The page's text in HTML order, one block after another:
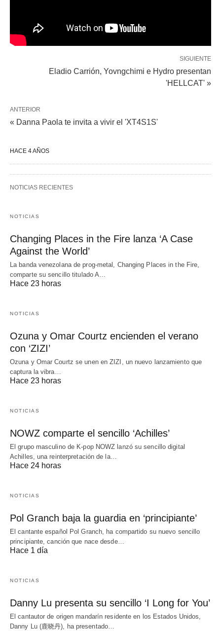
SIGUIENTE
Eladio Carrión, Yovngchimi e Hydro presentan
'HELLCAT' »
ANTERIOR
« Danna Paola te invita a vivir el 'XT4S1S'
HACE 4 AÑOS
NOTICIAS RECIENTES
NOTICIAS
Changing Places in the Fire lanza ‘A Case
Against the World’
La banda venezolana de prog-metal, Changing Places in the Fire,
comparte su sencillo titulado A…
Hace 23 horas
NOTICIAS
Ozuna y Omar Courtz encienden el verano
con ‘ZIZI’
Ozuna y Omar Courtz se unen en ZIZI, un nuevo lanzamiento que
captura la vibra…
Hace 23 horas
NOTICIAS
NOWZ comparte el sencillo ‘Achilles’
El grupo masculino de K-pop NOWZ lanzó su sencillo digital
Achilles, una reinterpretación de la…
Hace 24 horas
NOTICIAS
Pol Granch baja la guardia en ‘principiante’
El cantante español Pol Granch, ha compartido su nuevo sencillo
principiante, canción que nace desde…
Hace 1 día
NOTICIAS
Danny Lu presenta su sencillo ‘I Long for You’
El cantautor de origen mandarín residente en los Estados Unidos,
Danny Lu (鹿晓丹), ha presentado…